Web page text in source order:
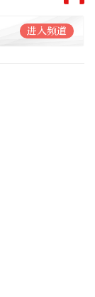
进入频道